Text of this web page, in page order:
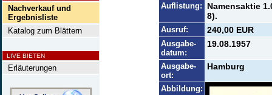
Nachverkauf und
Ergebnisliste
Katalog zum Blättern
LIVE BIETEN
Erläuterungen
Auflistung:
Namensaktie
8).
Ausruf: 240,00 EUR
Ausgabe-
datum:
19.08.1957
Ausgabe-
ort:
Hamburg
Abbildung: